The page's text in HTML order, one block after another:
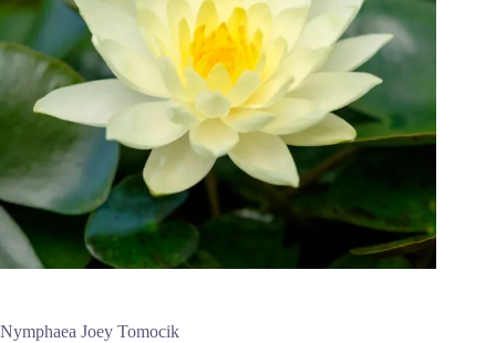
Nymphaea Joey Tomocik